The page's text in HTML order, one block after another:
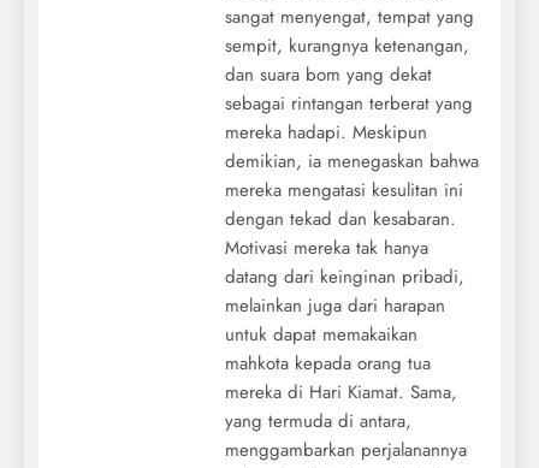
sangat menyengat, tempat yang
sempit, kurangnya ketenangan,
dan suara bom yang dekat
sebagai rintangan terberat yang
mereka hadapi. Meskipun
demikian, ia menegaskan bahwa
mereka mengatasi kesulitan ini
dengan tekad dan kesabaran.
Motivasi mereka tak hanya
datang dari keinginan pribadi,
melainkan juga dari harapan
untuk dapat memakaikan
mahkota kepada orang tua
mereka di Hari Kiamat. Sama,
yang termuda di antara,
menggambarkan perjalanannya